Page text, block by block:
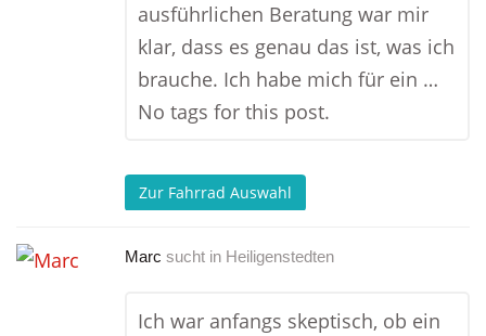
ausführlichen Beratung war mir
klar, dass es genau das ist, was ich
brauche. Ich habe mich für ein …
No tags for this post.
Zur Fahrrad Auswahl
Marc sucht in Heiligenstedten
Ich war anfangs skeptisch, ob ein